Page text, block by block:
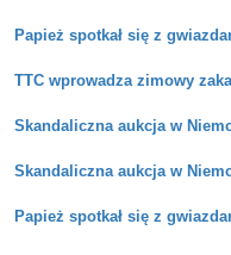
Papież spotkał się z
TTC wprowadza zimowy
Skandaliczna aukcja w
Skandaliczna aukcja w
Papież spotkał się z